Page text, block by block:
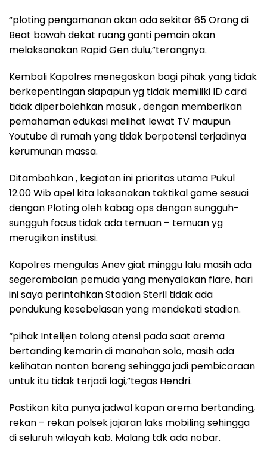
“ploting pengamanan akan ada sekitar 65 Orang di
Beat bawah dekat ruang ganti pemain akan
melaksanakan Rapid Gen dulu,”terangnya.
Kembali Kapolres menegaskan bagi pihak yang tidak
berkepentingan siapapun yg tidak memiliki ID card
tidak diperbolehkan masuk , dengan memberikan
pemahaman edukasi melihat lewat TV maupun
Youtube di rumah yang tidak berpotensi terjadinya
kerumunan massa.
Ditambahkan , kegiatan ini prioritas utama Pukul
12.00 Wib apel kita laksanakan taktikal game sesuai
dengan Ploting oleh kabag ops dengan sungguh-
sungguh focus tidak ada temuan – temuan yg
merugikan institusi.
Kapolres mengulas Anev giat minggu lalu masih ada
segerombolan pemuda yang menyalakan flare, hari
ini saya perintahkan Stadion Steril tidak ada
pendukung kesebelasan yang mendekati stadion.
“pihak Intelijen tolong atensi pada saat arema
bertanding kemarin di manahan solo, masih ada
kelihatan nonton bareng sehingga jadi pembicaraan
untuk itu tidak terjadi lagi,”tegas Hendri.
Pastikan kita punya jadwal kapan arema bertanding,
rekan – rekan polsek jajaran laks mobiling sehingga
di seluruh wilayah kab. Malang tdk ada nobar.